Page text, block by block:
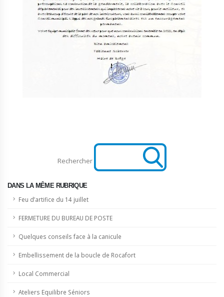
Rechercher
DANS LA MÊME RUBRIQUE
Feu d’artifice du 14 juillet
FERMETURE DU BUREAU DE POSTE
Quelques conseils face à la canicule
Embellissement de la boucle de Rocafort
Local Commercial
Ateliers Equilibre Séniors